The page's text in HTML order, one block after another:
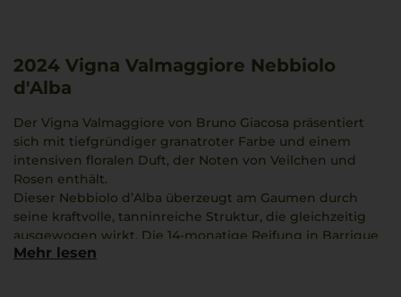
2024 Vigna Valmaggiore Nebbiolo
d'Alba
Der Vigna Valmaggiore von Bruno Giacosa präsentiert
sich mit tiefgründiger granatroter Farbe und einem
intensiven floralen Duft, der Noten von Veilchen und
Rosen enthält.
Dieser Nebbiolo d’Alba überzeugt am Gaumen durch
seine kraftvolle, tanninreiche Struktur, die gleichzeitig
ausgewogen wirkt. Die 14-monatige Reifung in Barrique
verleiht ihm eine zusätzliche Textur, Schmelz und eine
Mehr lesen